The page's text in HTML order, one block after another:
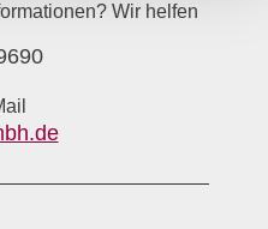
Wir helfen